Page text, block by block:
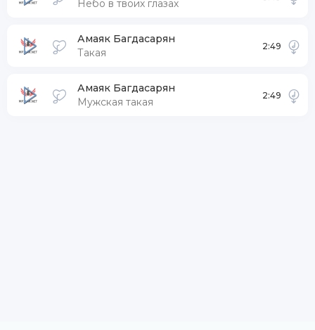
Небо в твоих глазах
Амаяк Багдасарян
Такая
2:49
Амаяк Багдасарян
Мужская такая
2:49